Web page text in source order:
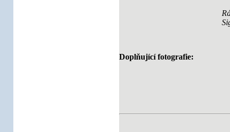
Doplňující fotografie: